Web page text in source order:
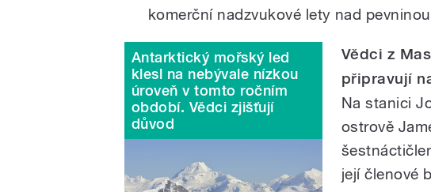
komerční nadzvukové lety nad
Antarktický mořský led
klesl na nebývale nízkou
úroveň v tomto ročním
období. Vědci zjišťují
důvod
Vědci z
připravují
Na stanici
ostrově
její členové